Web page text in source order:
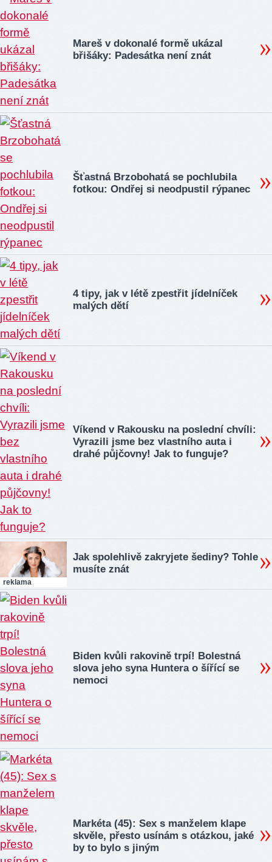
Mareš v dokonalé formě ukázal
břišáky: Padesátka není znát
Šťastná Brzobohatá se pochlubila
fotkou: Ondřej si neodpustil rýpanec
4 tipy, jak v létě zpestřit jídelníček
malých dětí
Víkend v Rakousku na poslední chvíli:
Vyrazili jsme bez vlastního auta i
drahé půjčovny! Jak to funguje?
reklama
Jak spolehlivě zakryjete šediny? Tohle
musíte znát
Biden kvůli rakovině trpí! Bolestná
slova jeho syna Huntera o šířící se
nemoci
Markéta (45): Sex s manželem klape
skvěle, přesto usínám s otázkou, jaké
by to bylo s jiným